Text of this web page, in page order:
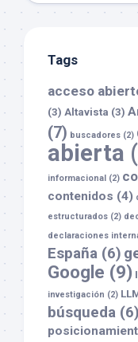
Tags
acceso
(3) Altavista (3)
(7) buscadores (2)
abierta
informacional (2)
contenidos (4)
estructurados (2)
declaraciones
España (6)
Google (9)
investigación (2)
búsqueda (6)